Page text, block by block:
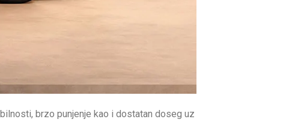
brzo punjenje kao i dostatan doseg uz